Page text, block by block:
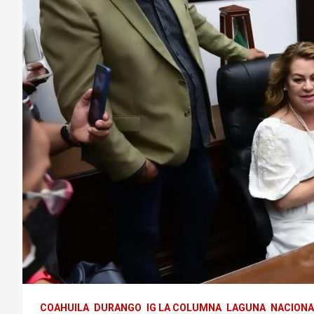
COAHUILA DURANGO IG LA COLUMNA LAGUNA